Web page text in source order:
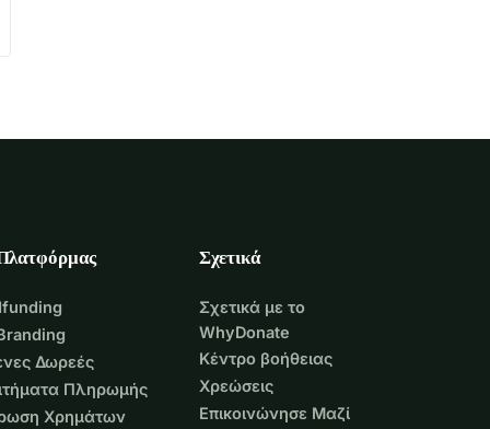
Δωρεές
Πληρωμής
Χρημάτων
Σχετικά
Σχετικά με το
WhyDonate
Κέντρο βοήθειας
Χρεώσεις
Επικοινώνησε Μαζί